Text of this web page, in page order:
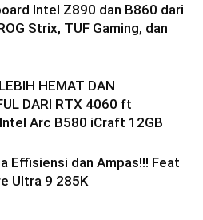
Intel Z890 dan B860 dari
Strix, TUF Gaming, dan
HEMAT DAN
DARI RTX 4060 ft
Arc B580 iCraft 12GB
Effisiensi dan Ampas!!! Feat
Ultra 9 285K